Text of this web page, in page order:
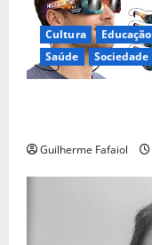
Cultura Educação
Saúde
Sociedade
Guilherme Fafaiol